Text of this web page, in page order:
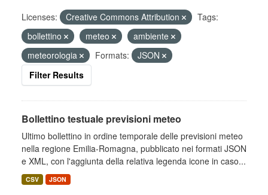
Licenses: Creative Commons Attribution
Tags:
bollettino
meteo
ambiente
meteorologia
Formats:
JSON
Filter Results
Bollettino testuale previsioni meteo
Ultimo bollettino in ordine temporale delle previsioni meteo
nella regione Emilia-Romagna, pubblicato nei formati JSON
e XML, con l'aggiunta della relativa legenda icone in caso...
CSV JSON